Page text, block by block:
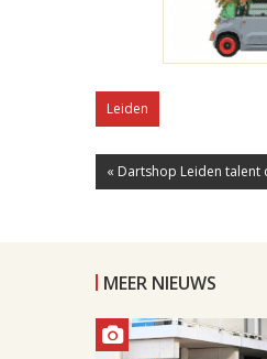
Leiden
« Dartshop Leiden talent
MEER NIEUWS